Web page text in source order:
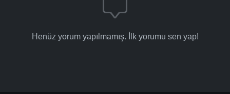
Henüz yorum yapılmamış. İlk yorumu sen yap!